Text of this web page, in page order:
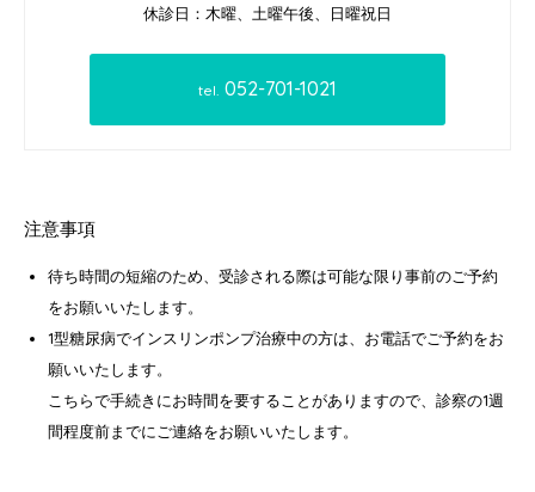
休診日：木曜、土曜午後、日曜祝日
tel. 052-701-1021
注意事項
待ち時間の短縮のため、受診される際は可能な限り事前のご予約
をお願いいたします。
1型糖尿病でインスリンポンプ治療中の方は、お電話でご予約をお
願いいたします。
こちらで手続きにお時間を要することがありますので、診察の1週
間程度前までにご連絡をお願いいたします。